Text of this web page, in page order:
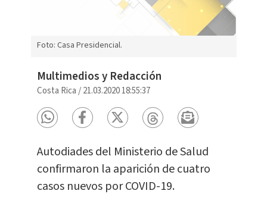
Foto: Casa Presidencial.
Multimedios y Redacción
Costa Rica /21.03.2020 18:55:37
Autodiades del Ministerio de Salud
confirmaron la aparición de cuatro
casos nuevos por COVID-19.